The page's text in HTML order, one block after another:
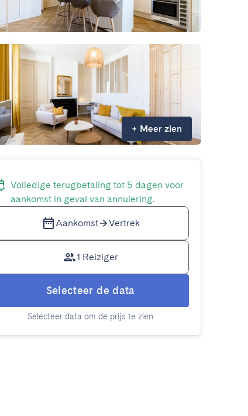
+ Meer zien
Volledige terugbetaling tot 5 dagen voor
aankomst in geval van annulering.
Aankomst Vertrek
1 Reiziger
Selecteer de data
Selecteer data om de prijs te zien